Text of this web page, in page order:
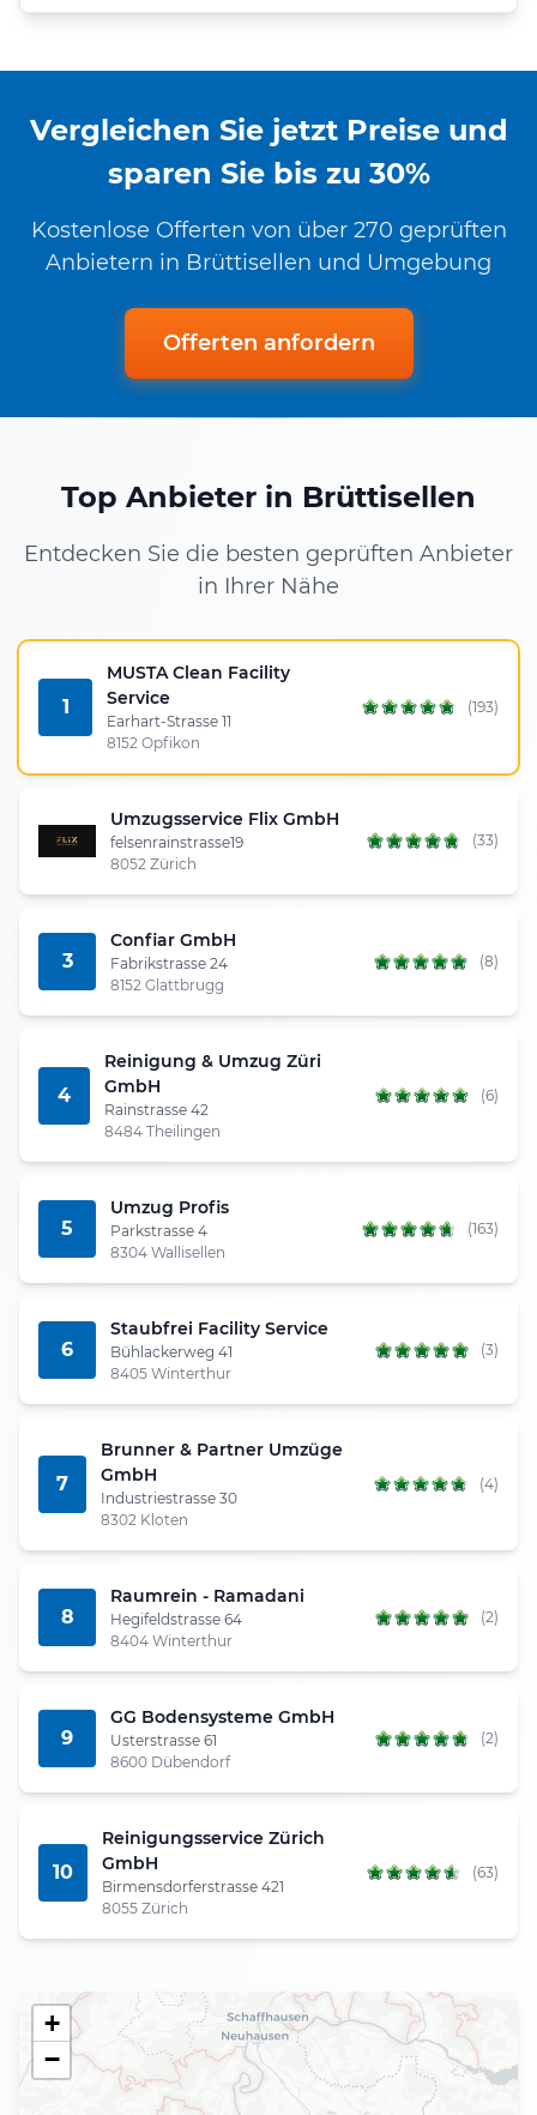
Vergleichen Sie jetzt Preise und
sparen Sie bis zu 30%
Kostenlose Offerten von über 270 geprüften
Anbietern in Brüttisellen und Umgebung
Offerten anfordern
Top Anbieter in Brüttisellen
Entdecken Sie die besten geprüften Anbieter
in Ihrer Nähe
1
MUSTA Clean Facility
Service
Earhart-Strasse 11
8152 Opfikon
(193)
Umzugsservice Flix GmbH
felsenrainstrasse19
8052 Zürich
(33)
3
Confiar GmbH
Fabrikstrasse 24
8152 Glattbrugg
(8)
4
Reinigung & Umzug Züri
GmbH
Rainstrasse 42
8484 Theilingen
(6)
5
Umzug Profis
Parkstrasse 4
8304 Wallisellen
(163)
6
Staubfrei Facility Service
Bühlackerweg 41
8405 Winterthur
(3)
7
Brunner & Partner Umzüge
GmbH
Industriestrasse 30
8302 Kloten
(4)
8
Raumrein - Ramadani
Hegifeldstrasse 64
8404 Winterthur
(2)
9
GG Bodensysteme GmbH
Usterstrasse 61
8600 Dübendorf
(2)
10
Reinigungsservice Zürich
GmbH
Birmensdorferstrasse 421
8055 Zürich
(63)
+
−